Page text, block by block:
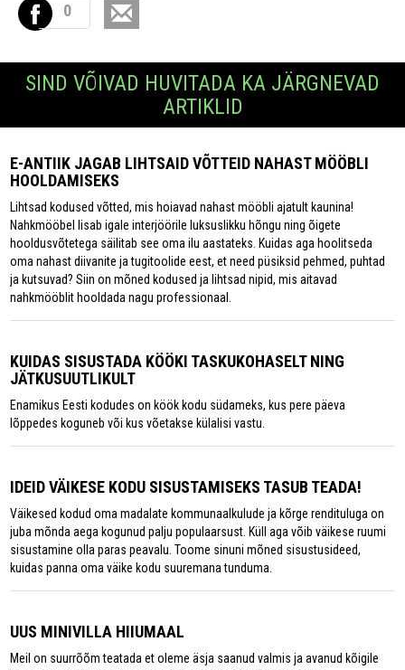
0
SIND VÕIVAD HUVITADA KA JÄRGNEVAD
ARTIKLID
E-ANTIIK JAGAB LIHTSAID VÕTTEID NAHAST MÖÖBLI
HOOLDAMISEKS
Lihtsad kodused võtted, mis hoiavad nahast mööbli ajatult kaunina!
Nahkmööbel lisab igale interjöörile luksuslikku hõngu ning õigete
hooldusvõtetega säilitab see oma ilu aastateks. Kuidas aga hoolitseda
oma nahast diivanite ja tugitoolide eest, et need püsiksid pehmed, puhtad
ja kutsuvad? Siin on mõned kodused ja lihtsad nipid, mis aitavad
nahkmööblit hooldada nagu professionaal.
KUIDAS SISUSTADA KÖÖKI TASKUKOHASELT NING
JÄTKUSUUTLIKULT
Enamikus Eesti kodudes on köök kodu südameks, kus pere päeva
lõppedes koguneb või kus võetakse külalisi vastu.
IDEID VÄIKESE KODU SISUSTAMISEKS TASUB TEADA!
Väikesed kodud oma madalate kommunaalkulude ja kõrge rendituluga on
juba mõnda aega kogunud palju populaarsust. Küll aga võib väikese ruumi
sisustamine olla paras peavalu. Toome sinuni mõned sisustusideed,
kuidas panna oma väike kodu suuremana tunduma.
UUS MINIVILLA HIIUMAAL
Meil on suurrõõm teatada et oleme äsja saanud valmis ja avanud kõigile